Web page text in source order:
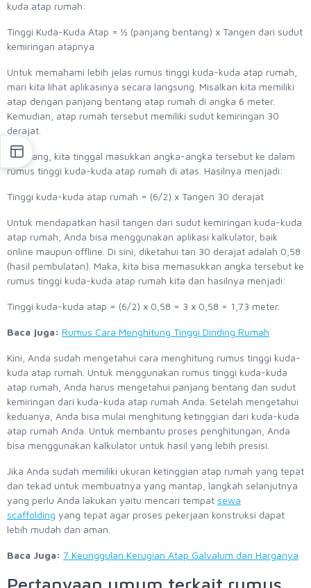
kuda atap rumah:
Tinggi Kuda-Kuda Atap = ½ (panjang bentang) x Tangen dari sudut
kemiringan atapnya
Untuk memahami lebih jelas rumus tinggi kuda-kuda atap rumah,
mari kita lihat aplikasinya secara langsung. Misalkan kita memiliki
atap dengan panjang bentang atap rumah di angka 6 meter.
Kemudian, atap rumah tersebut memiliki sudut kemiringan 30
derajat.
Sekarang, kita tinggal masukkan angka-angka tersebut ke dalam
rumus tinggi kuda-kuda atap rumah di atas. Hasilnya menjadi:
Tinggi kuda-kuda atap rumah = (6/2) x Tangen 30 derajat
Untuk mendapatkan hasil tangen dari sudut kemiringan kuda-kuda
atap rumah, Anda bisa menggunakan aplikasi kalkulator, baik
online maupun offline. Di sini, diketahui tan 30 derajat adalah 0,58
(hasil pembulatan). Maka, kita bisa memasukkan angka tersebut ke
rumus tinggi kuda-kuda atap rumah kita dan hasilnya menjadi:
Tinggi kuda-kuda atap = (6/2) x 0,58 = 3 x 0,58 = 1,73 meter.
Baca juga: Rumus Cara Menghitung Tinggi Dinding Rumah
Kini, Anda sudah mengetahui cara menghitung rumus tinggi kuda-
kuda atap rumah. Untuk menggunakan rumus tinggi kuda-kuda
atap rumah, Anda harus mengetahui panjang bentang dan sudut
kemiringan dari kuda-kuda atap rumah Anda. Setelah mengetahui
keduanya, Anda bisa mulai menghitung ketinggian dari kuda-kuda
atap rumah Anda. Untuk membantu proses penghitungan, Anda
bisa menggunakan kalkulator untuk hasil yang lebih presisi.
Jika Anda sudah memiliki ukuran ketinggian atap rumah yang tepat
dan tekad untuk membuatnya yang mantap, langkah selanjutnya
yang perlu Anda lakukan yaitu mencari tempat sewa
scaffolding yang tepat agar proses pekerjaan konstruksi dapat
lebih mudah dan aman.
Baca Juga: 7 Keunggulan Kerugian Atap Galvalum dan Harganya
Pertanyaan umum terkait rumus